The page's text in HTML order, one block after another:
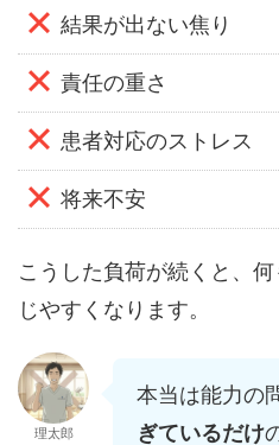
結果が出ない焦り
責任の重さ
患者対応のストレス
将来不安
こうした負荷が続くと、
じやすくなります。
理太郎
本当は能力の
ぎているだけ